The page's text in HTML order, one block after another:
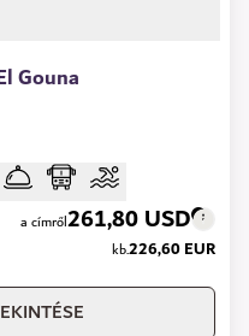
Gouna
a címről261,80 USD
kb.226,60 EUR